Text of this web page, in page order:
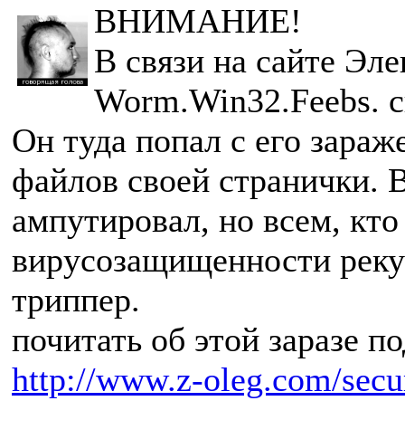
ВНИМАНИЕ!
В связи на сайте
Worm.Win32.Feebs.
Он туда попал с его
файлов своей странички.
ампутировал, но всем,
вирусозащищенности
триппер.
почитать об этой заразе
http://www.z-oleg.com/